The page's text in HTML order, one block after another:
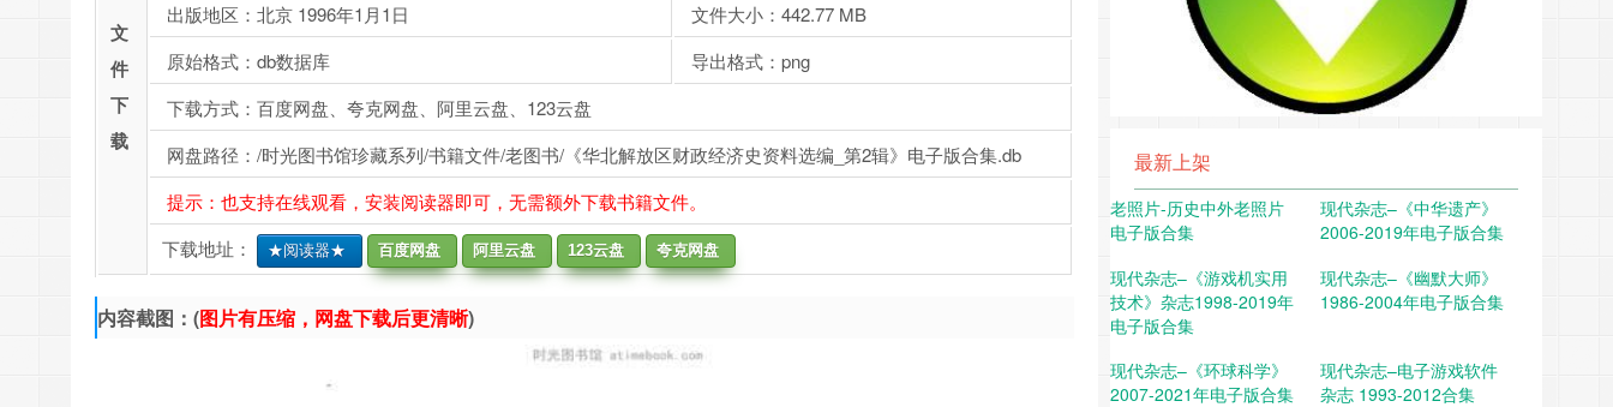
文
件
下
载
出版地区：北京 1996年1月1日
文件大小：442.77 MB
原始格式：db数据库
导出格式：png
下载方式：百度网盘、夸克网盘、阿里云盘、123云盘
网盘路径：/时光图书馆珍藏系列/书籍文件/老图书/《华北解放区财政经济史资料选编_第2辑》电子版合集.db
提示：也支持在线观看，安装阅读器即可，无需额外下载书籍文件。
下载地址：
★阅读器★ 百度网盘 阿里云盘 123云盘 夸克网盘
内容截图：(图片有压缩，网盘下载后更清晰)
最新上架
老照片-历史中外老照片
电子版合集
现代杂志–《中华遗产》
2006-2019年电子版合集
现代杂志–《游戏机实用
技术》杂志1998-2019年
电子版合集
现代杂志–《幽默大师》
1986-2004年电子版合集
现代杂志–《环球科学》
2007-2021年电子版合集
现代杂志–电子游戏软件
杂志 1993-2012合集